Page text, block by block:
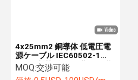
プロダクト
4x25mm2 銅導体 低電圧電
源ケーブル IEC60502-1
XLPE 断熱型 PVC 蓋付き 装
甲なし
MOQ:交渉可能